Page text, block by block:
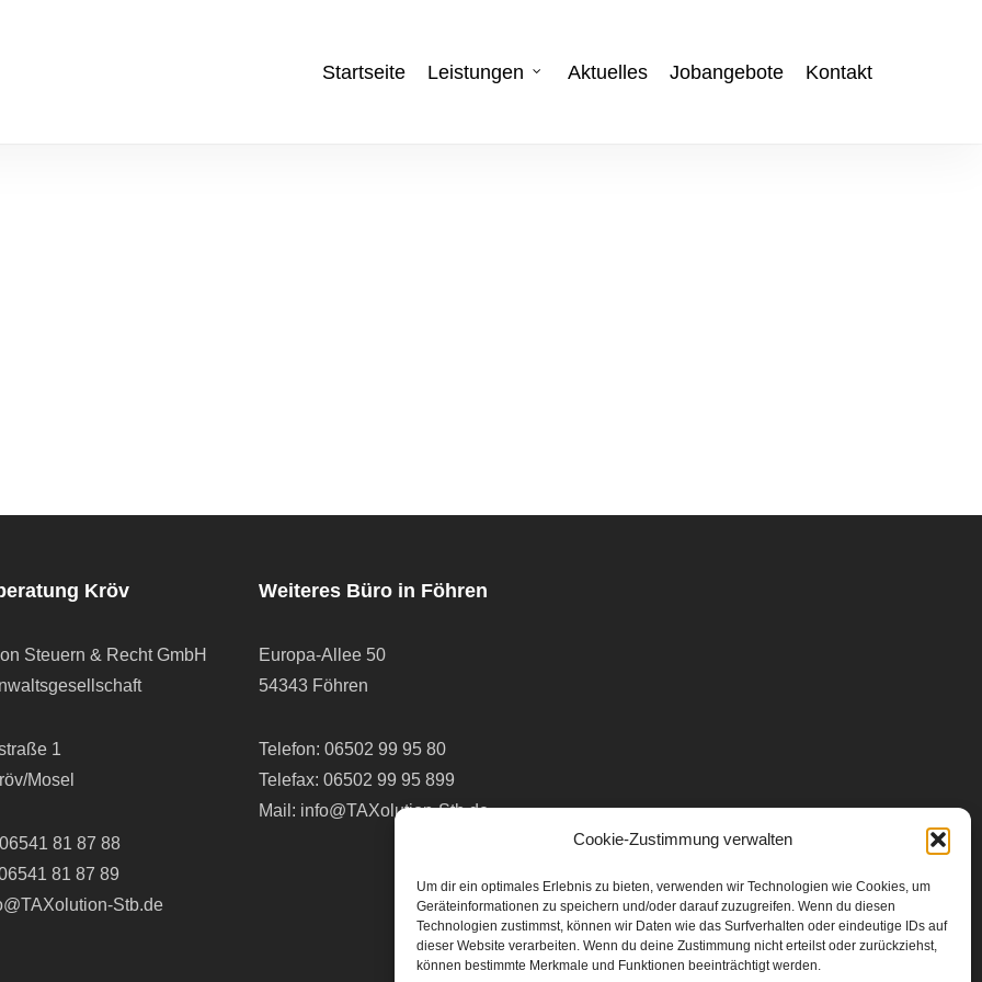
Cookie-Zustimmung verwalten
Um dir ein optimales Erlebnis zu bieten, verwenden wir Technologien wie Cookies, um
Geräteinformationen zu speichern und/oder darauf zuzugreifen. Wenn du diesen
Technologien zustimmst, können wir Daten wie das Surfverhalten oder eindeutige IDs auf
dieser Website verarbeiten. Wenn du deine Zustimmung nicht erteilst oder zurückziehst,
können bestimmte Merkmale und Funktionen beeinträchtigt werden.
Startseite Leistungen Aktuelles Jobangebote Kontakt
Kröv
Steuern & Recht GmbH
1
Mosel
06541 81 87 88
81 87 89
Stb.de
Weiteres Büro in Föhren
Europa-Allee 50
54343 Föhren
Telefon: 06502 99 95 80
Telefax: 06502 99 95 899
Mail: info@TAXolution-Stb.de